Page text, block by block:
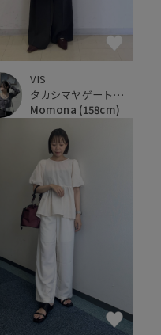
VIS
タカシマヤゲートタワーモール
Momona (158cm)